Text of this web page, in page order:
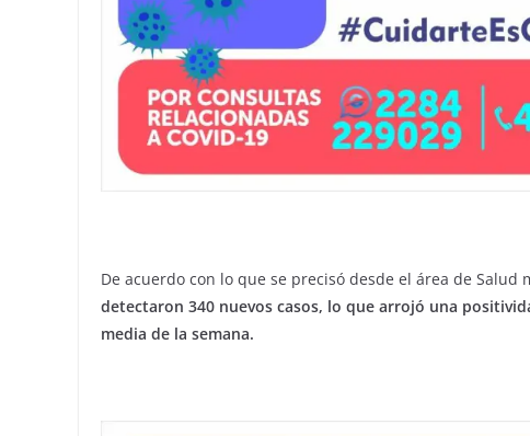
De acuerdo con lo que se precisó desde el área de Salud
detectaron 340 nuevos casos, lo que arrojó una
media de la semana.